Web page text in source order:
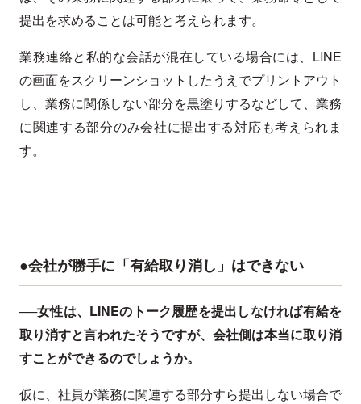
提出を求めることは可能と考えられます。
業務連絡と私的な会話が混在している場合には、LINE
の画面をスクリーンショットしたうえでプリントアウト
し、業務に関係しない部分を黒塗りするなどして、業務
に関連する部分のみ会社に提出する対応も考えられま
す。
●会社が勝手に「有給取り消し」はできない
──女性は、LINEのトーク履歴を提出しなければ有給を
取り消すと言われたそうですが、会社側は本当に取り消
すことができるのでしょうか。
仮に、社員が業務に関連する部分すら提出しない場合で